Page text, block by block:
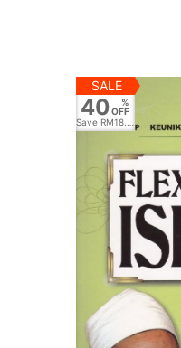
SALE
40
%
OFF
Save RM18.00